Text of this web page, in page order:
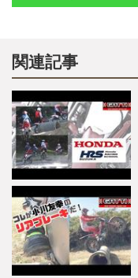
関連記事